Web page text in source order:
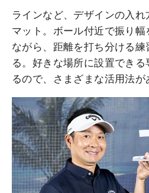
ラインなど、デザインの入
マット。ボール付近で振り
ながら、距離を打ち分ける
る。好きな場所に設置でき
るので、さまざまな活用法が